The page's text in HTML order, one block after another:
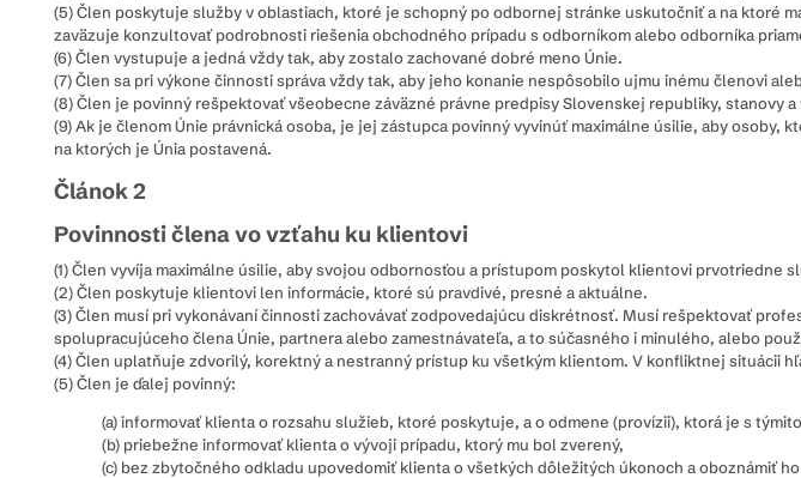
(5) Člen poskytuje služby v oblastiach, ktoré je schopný po odbornej stránke uskutočniť a na ktoré
zaväzuje konzultovať podrobnosti riešenia obchodného prípadu s odborníkom alebo odborníka
(6) Člen vystupuje a jedná vždy tak, aby zostalo zachované dobré meno Únie.
(7) Člen sa pri výkone činnosti správa vždy tak, aby jeho konanie nespôsobilo ujmu inému členovi
(8) Člen je povinný rešpektovať všeobecne záväzné právne predpisy Slovenskej republiky, stanovy
(9) Ak je členom Únie právnická osoba, je jej zástupca povinný vyvinúť maximálne úsilie, aby
na ktorých je Únia postavená.
Článok 2
Povinnosti člena vo vzťahu ku klientovi
(1) Člen vyvíja maximálne úsilie, aby svojou odbornosťou a prístupom poskytol klientovi prvotriedne
(2) Člen poskytuje klientovi len informácie, ktoré sú pravdivé, presné a aktuálne.
(3) Člen musí pri vykonávaní činnosti zachovávať zodpovedajúcu diskrétnosť. Musí rešpektovať
spolupracujúceho člena Únie, partnera alebo zamestnávateľa, a to súčasného i minulého, alebo
(4) Člen uplatňuje zdvorilý, korektný a nestranný prístup ku všetkým klientom. V konfliktnej situácii
(5) Člen je ďalej povinný:
(a) informovať klienta o rozsahu služieb, ktoré poskytuje, a o odmene (provízii), ktorá je s
(b) priebežne informovať klienta o vývoji prípadu, ktorý mu bol zverený,
(c) bez zbytočného odkladu upovedomiť klienta o všetkých dôležitých úkonoch a oboznámiť